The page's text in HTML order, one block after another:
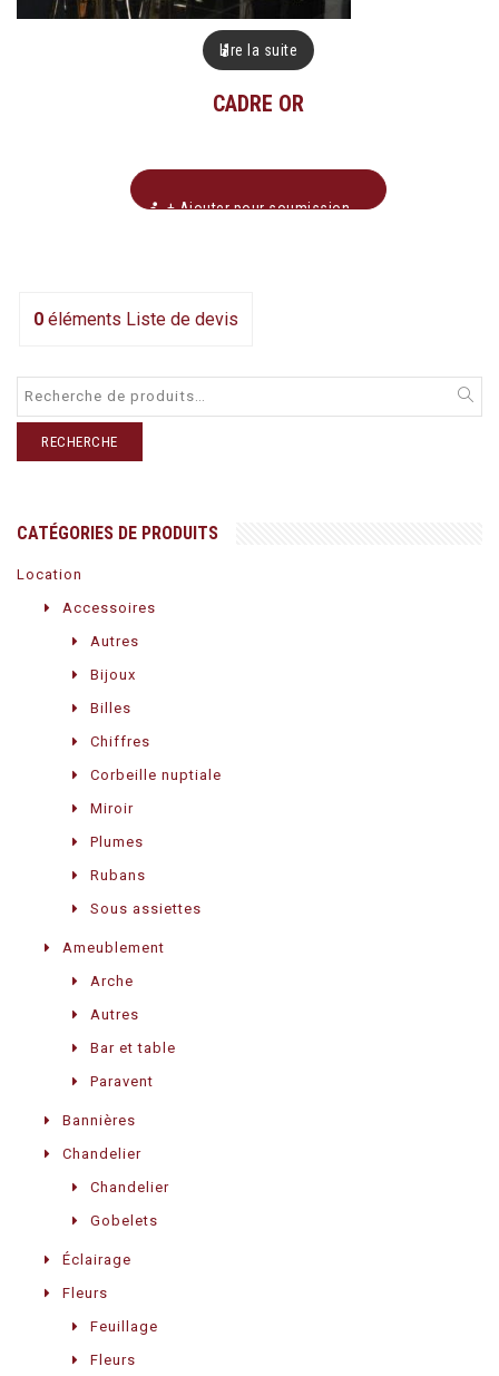
Lire la suite
CADRE OR
+ Ajouter pour soumission
0 éléments Liste de devis
RECHERCHE
CATÉGORIES DE PRODUITS
Location
Accessoires
Autres
Bijoux
Billes
Chiffres
Corbeille nuptiale
Miroir
Plumes
Rubans
Sous assiettes
Ameublement
Arche
Autres
Bar et table
Paravent
Bannières
Chandelier
Chandelier
Gobelets
Éclairage
Fleurs
Feuillage
Fleurs